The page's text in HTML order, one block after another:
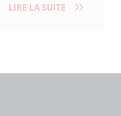
LIRE LA SUITE